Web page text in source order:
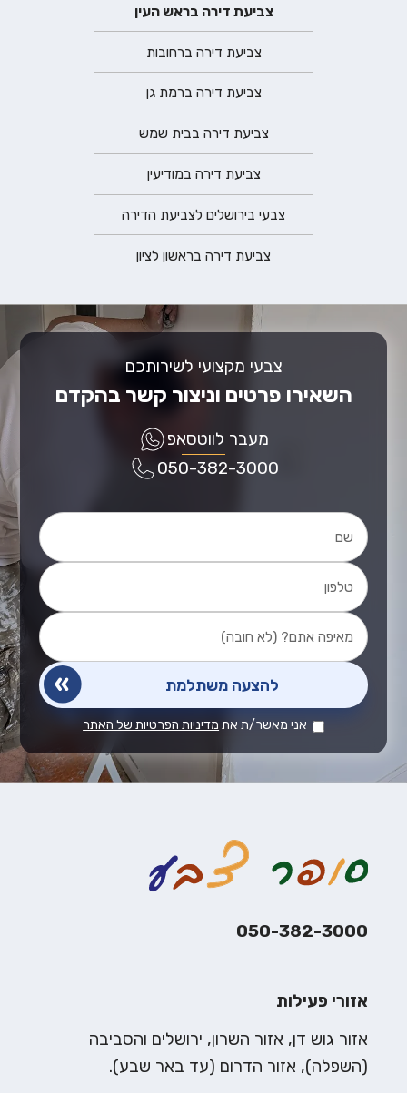
צביעת דירה בראש העין
צביעת דירה ברחובות
צביעת דירה ברמת גן
צביעת דירה בבית שמש
צביעת דירה במודיעין
צבעי בירושלים לצביעת הדירה
צביעת דירה בראשון לציון
צבעי מקצועי לשירותכם
השאירו פרטים וניצור קשר בהקדם
מעבר לווטסאפ
050-382-3000
אני מאשר/ת את מדיניות הפרטיות של האתר
050-382-3000
אזורי פעילות
אזור גוש דן, אזור השרון, ירושלים והסביבה
(השפלה), אזור הדרום (עד באר שבע).